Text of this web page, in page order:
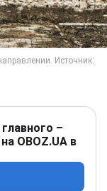
–
OBOZ.UA в